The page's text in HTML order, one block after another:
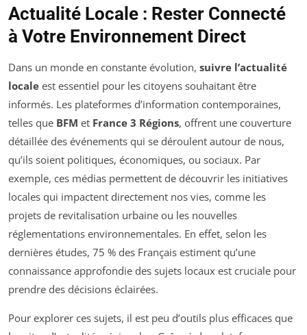
Actualité Locale : Rester Connecté
à Votre Environnement Direct
Dans un monde en constante évolution, suivre l’actualité
locale est essentiel pour les citoyens souhaitant être
informés. Les plateformes d’information contemporaines,
telles que BFM et France 3 Régions, offrent une couverture
détaillée des événements qui se déroulent autour de nous,
qu’ils soient politiques, économiques, ou sociaux. Par
exemple, ces médias permettent de découvrir les initiatives
locales qui impactent directement nos vies, comme les
projets de revitalisation urbaine ou les nouvelles
réglementations environnementales. En effet, selon les
dernières études, 75 % des Français estiment qu’une
connaissance approfondie des sujets locaux est cruciale pour
prendre des décisions éclairées.
Pour explorer ces sujets, il est peu d’outils plus efficaces que